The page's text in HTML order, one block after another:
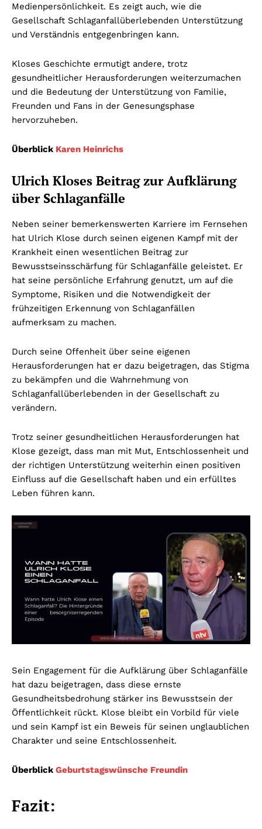
Medienpersönlichkeit. Es zeigt auch, wie die
Gesellschaft Schlaganfallüberlebenden Unterstützung
und Verständnis entgegenbringen kann.
Kloses Geschichte ermutigt andere, trotz
gesundheitlicher Herausforderungen weiterzumachen
und die Bedeutung der Unterstützung von Familie,
Freunden und Fans in der Genesungsphase
hervorzuheben.
Überblick Karen Heinrichs
Ulrich Kloses Beitrag zur Aufklärung
über Schlaganfälle
Neben seiner bemerkenswerten Karriere im Fernsehen
hat Ulrich Klose durch seinen eigenen Kampf mit der
Krankheit einen wesentlichen Beitrag zur
Bewusstseinsschärfung für Schlaganfälle geleistet. Er
hat seine persönliche Erfahrung genutzt, um auf die
Symptome, Risiken und die Notwendigkeit der
frühzeitigen Erkennung von Schlaganfällen
aufmerksam zu machen.
Durch seine Offenheit über seine eigenen
Herausforderungen hat er dazu beigetragen, das Stigma
zu bekämpfen und die Wahrnehmung von
Schlaganfallüberlebenden in der Gesellschaft zu
verändern.
Trotz seiner gesundheitlichen Herausforderungen hat
Klose gezeigt, dass man mit Mut, Entschlossenheit und
der richtigen Unterstützung weiterhin einen positiven
Einfluss auf die Gesellschaft haben und ein erfülltes
Leben führen kann.
Sein Engagement für die Aufklärung über Schlaganfälle
hat dazu beigetragen, dass diese ernste
Gesundheitsbedrohung stärker ins Bewusstsein der
Öffentlichkeit rückt. Klose bleibt ein Vorbild für viele
und sein Kampf ist ein Beweis für seinen unglaublichen
Charakter und seine Entschlossenheit.
Überblick Geburtstagswünsche Freundin
Fazit: